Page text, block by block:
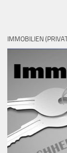
IMMOBILIEN